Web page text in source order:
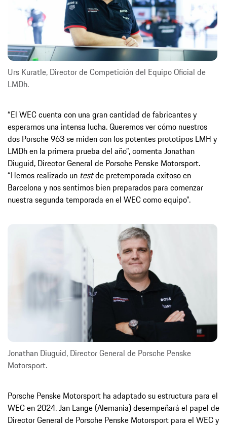
Urs Kuratle, Director de Competición del Equipo Oficial de
LMDh.
“El WEC cuenta con una gran cantidad de fabricantes y
esperamos una intensa lucha. Queremos ver cómo nuestros
dos Porsche 963 se miden con los potentes prototipos LMH y
LMDh en la primera prueba del año”, comenta Jonathan
Diuguid, Director General de Porsche Penske Motorsport.
“Hemos realizado un testde pretemporada exitoso en
Barcelona y nos sentimos bien preparados para comenzar
nuestra segunda temporada en el WEC como equipo”.
Jonathan Diuguid, Director General de Porsche Penske
Motorsport.
Porsche Penske Motorsport ha adaptado su estructura para el
WEC en 2024. Jan Lange (Alemania) desempeñará el papel de
Director General de Porsche Penske Motorsport para el WEC y